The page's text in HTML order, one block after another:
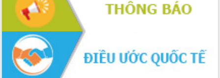
Khởi động Dự án Đầu tư xây dựng hạ
tầng kỹ thuật Cụm công nghiệp Tân
Gặp mặt các cơ quan báo chí nhân Kỷ
niệm 101 năm Ngày Báo chí Cách
mạng Việt Nam
Đắk Lắk sơ kết 4 năm triển khai thực